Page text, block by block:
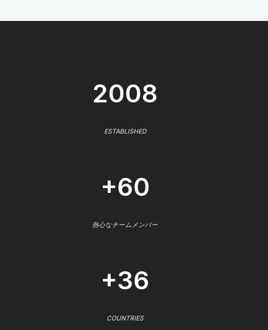
2008
ESTABLISHED
+60
熱心なチームメンバー
+36
COUNTRIES